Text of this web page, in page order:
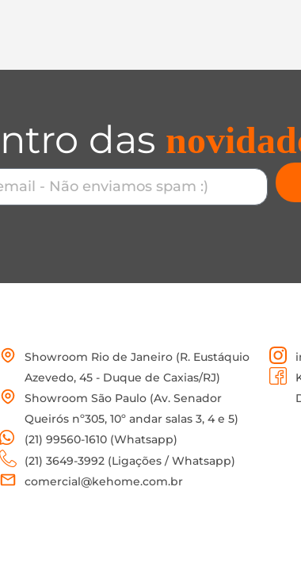
das
Showroom Rio de Janeiro (R. Eustáquio
Azevedo, 45 - Duque de Caxias/RJ)
Showroom São Paulo (Av. Senador
Queirós nº305, 10º andar salas 3, 4 e 5)
(21) 99560-1610 (Whatsapp)
(21) 3649-3992 (Ligações / Whatsapp)
comercial@kehome.com.br